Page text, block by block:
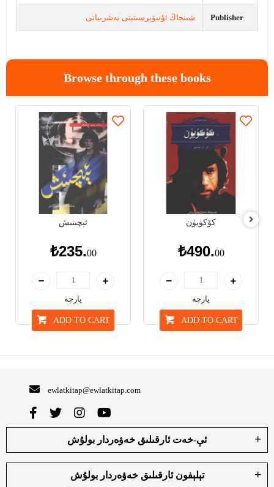
Publisher شىنجاڭ ئۇنىۋېرسىتېتى نەشرىياتى
Browse through these books
ئېچىنىش
₺235.00
پارچە
ADD TO CART
كۆكۈيۈن
₺490.00
پارچە
ADD TO CART
ewlatkitap@ewlatkitap.com
ئې-خەت ئارقىلىق خەۋەردار بولۇش
تېلېفون ئارقىلىق خەۋەردار بولۇش